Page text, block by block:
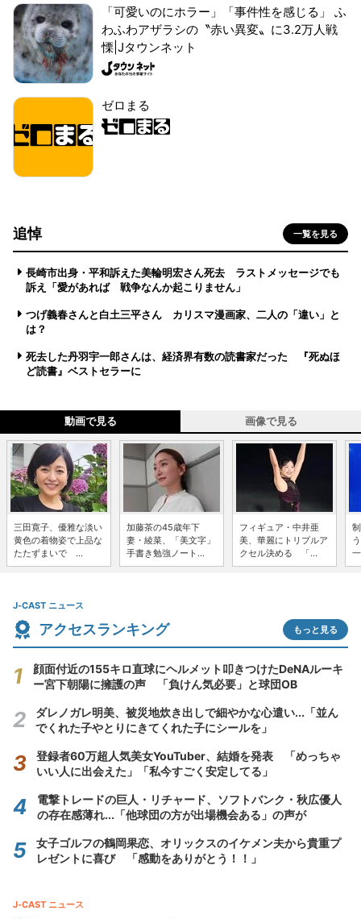
「可愛いのにホラー」「事件性を感じる」 ふ
わふわアザラシの〝赤い異変〟に3.2万人戦
慄|Jタウンネット
ゼロまる
追悼 一覧を見る
長崎市出身・平和訴えた美輪明宏さん死去 ラストメッセージでも
訴え「愛があれば 戦争なんか起こりません」
つげ義春さんと白土三平さん カリスマ漫画家、二人の「違い」と
は？
死去した丹羽宇一郎さんは、経済界有数の読書家だった 『死ぬほ
ど読書』ベストセラーに
動画で見る 画像で見る
三田寛子、優雅な淡い
黄色の着物姿で上品な
たたずまいで ...
加藤茶の45歳年下
妻・綾菜、「美文字」
手書き勉強ノート...
フィギュア・中井亜
美、華麗にトリプルア
クセル決める 「...
J-CAST ニュース
アクセスランキング もっと見る
顔面付近の155キロ直球にヘルメット叩きつけたDeNAルーキ
ー宮下朝陽に擁護の声 「負けん気必要」と球団OB
ダレノガレ明美、被災地炊き出しで細やかな心遣い...「並ん
でくれた子やとりにきてくれた子にシールを」
登録者60万超人気美女YouTuber、結婚を発表 「めっちゃ
いい人に出会えた」「私今すごく安定してる」
電撃トレードの巨人・リチャード、ソフトバンク・秋広優人
の存在感薄れ...「他球団の方が出場機会ある」の声が
女子ゴルフの鶴岡果恋、オリックスのイケメン夫から貴重プ
レゼントに喜び 「感動をありがとう！！」
J-CAST ニュース